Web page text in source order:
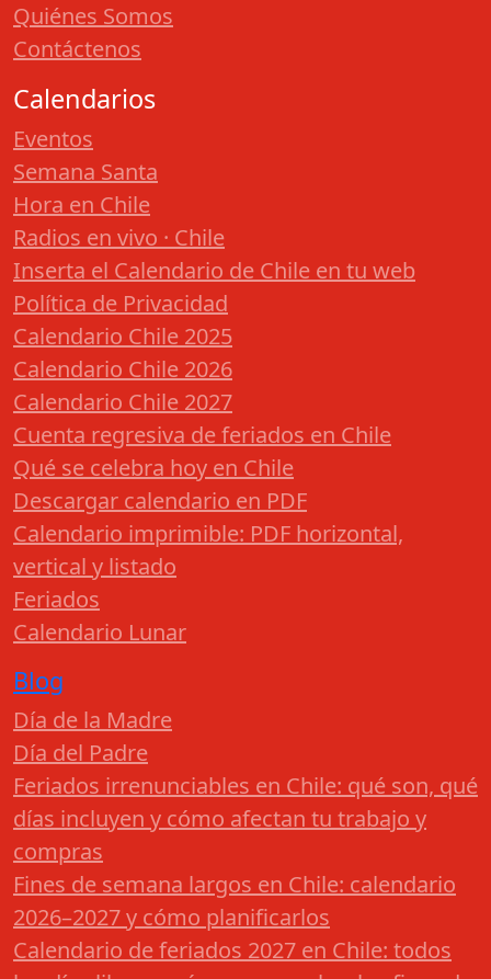
Quiénes Somos
Contáctenos
Calendarios
Eventos
Semana Santa
Hora en Chile
Radios en vivo · Chile
Inserta el Calendario de Chile en tu web
Política de Privacidad
Calendario Chile 2025
Calendario Chile 2026
Calendario Chile 2027
Cuenta regresiva de feriados en Chile
Qué se celebra hoy en Chile
Descargar calendario en PDF
Calendario imprimible: PDF horizontal,
vertical y listado
Feriados
Calendario Lunar
Blog
Día de la Madre
Día del Padre
Feriados irrenunciables en Chile: qué son, qué
días incluyen y cómo afectan tu trabajo y
compras
Fines de semana largos en Chile: calendario
2026–2027 y cómo planificarlos
Calendario de feriados 2027 en Chile: todos